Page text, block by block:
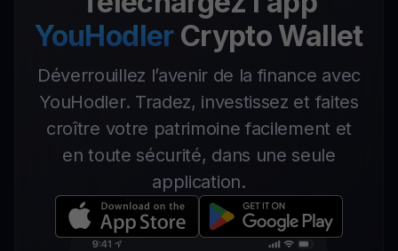
YouHodler Crypto Wallet
Déverrouillez l’avenir de la finance avec
YouHodler. Tradez, investissez et faites
croître votre patrimoine facilement et
en toute sécurité, dans une seule
application.